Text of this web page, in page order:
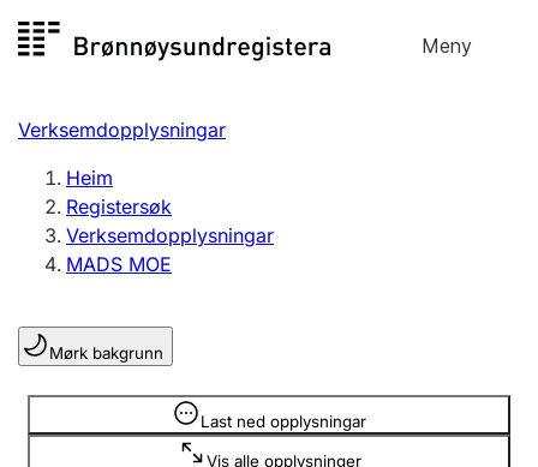
til
Meny
Registersøk
Aksjeselskap
Enkeltpersonføretak
Registrere, endre, slette
Lag og foreining
Registrere, endre, slette
Verksemdopplysningar
Heim
Registersøk
Verksemdopplysningar
MADS MOE
Mørk bakgrunn
Last ned opplysningar
Vis alle opplysninger
Opplysninger er skjult